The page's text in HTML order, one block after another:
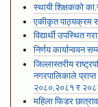
स्थायी शिक्षकको
एकीकृत पाठ्यक्रम
विद्यार्थी उपस्थित
निर्णय कार्यान्वयन
जिल्लास्तरीय
नगरपालिकाले
२०८०,२०८१ र
महिला फिडर